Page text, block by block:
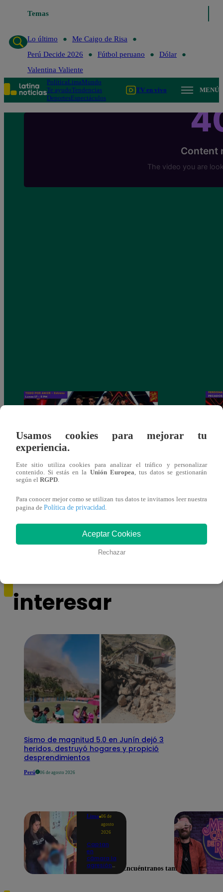
Temas
Lo último
Me Caigo de Risa
Perú Decide 2026
Fútbol peruano
Dólar
Valentina Valiente
PolíticaLimaMundo
Te ayudoTendencias
DeportesEspectáculos
TV en vivo MENÚ
Ricardo Morán dio el pase a los conciertos
a los últimos cuatro clasificados
interesar
Sismo de magnitud 5.0 en Junín dejó 3
heridos, destruyó hogares y propició
desprendimientos
Perú 06 de agosto 2026
Lima 06 de
agosto
2026
Captan
en
cámara la
agresión
Usamos cookies para mejorar tu
experiencia.
Este sitio utiliza cookies para analizar el tráfico y personalizar
contenido. Si estás en la Unión Europea, tus datos se gestionarán
según el RGPD.
Para conocer mejor como se utilizan tus datos te invitamos leer nuestra
pagina de Política de privacidad.
Aceptar Cookies
Rechazar
Encuéntranos también en